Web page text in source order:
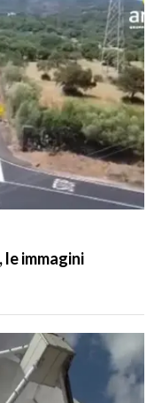
immagini